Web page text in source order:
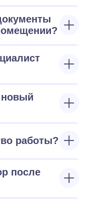
новый
работы?
после